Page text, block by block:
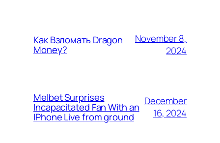
Как Взломать Dragon
Money?
November 8,
2024
Melbet Surprises
Incapacitated Fan With an
IPhone Live from ground
December
16, 2024